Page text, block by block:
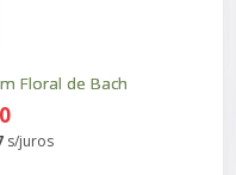
Floral de Bach
s/juros